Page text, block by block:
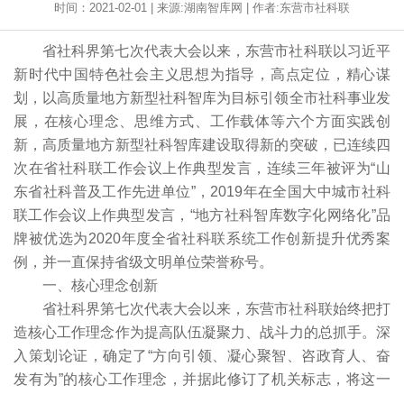
时间：2021-02-01 | 来源:湖南智库网 | 作者:东营市社科联
省社科界第七次代表大会以来，东营市社科联以习近平
新时代中国特色社会主义思想为指导，高点定位，精心谋
划，以高质量地方新型社科智库为目标引领全市社科事业发
展，在核心理念、思维方式、工作载体等六个方面实践创
新，高质量地方新型社科智库建设取得新的突破，已连续四
次在省社科联工作会议上作典型发言，连续三年被评为“山
东省社科普及工作先进单位”，2019年在全国大中城市社科
联工作会议上作典型发言，“地方社科智库数字化网络化”品
牌被优选为2020年度全省社科联系统工作创新提升优秀案
例，并一直保持省级文明单位荣誉称号。
一、核心理念创新
省社科界第七次代表大会以来，东营市社科联始终把打
造核心工作理念作为提高队伍凝聚力、战斗力的总抓手。深
入策划论证，确定了“方向引领、凝心聚智、咨政育人、奋
发有为”的核心工作理念，并据此修订了机关标志，将这一